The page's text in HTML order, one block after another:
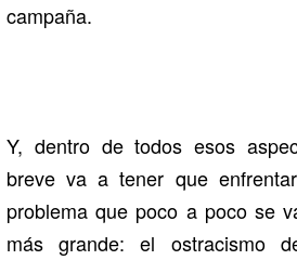
campaña.
Y, dentro de todos esos
breve va a tener que
problema que poco a poco se
más grande: el ostracismo